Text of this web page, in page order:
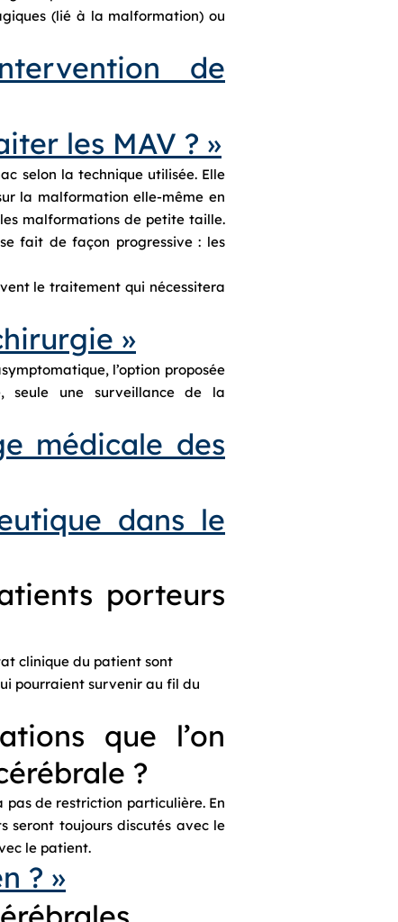
(lié à la malformation) ou
de
les MAV ? »
selon la technique utilisée. Elle
la malformation elle-même en
malformations de petite taille.
fait de façon progressive : les
le traitement qui nécessitera
»
l’option proposée
seule une surveillance de la
médicale des
dans le
porteurs
clinique du patient sont
pourraient survenir au fil du
que l’on
?
pas de restriction particulière. En
seront toujours discutés avec le
le patient.
? »